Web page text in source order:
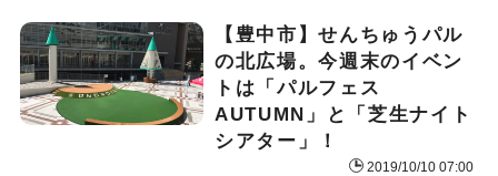
【豊中市】せんちゅうパル
の北広場。今週末のイベン
トは「パルフェス
AUTUMN」と「芝生ナイト
シアター」！
2019/10/10 07:00